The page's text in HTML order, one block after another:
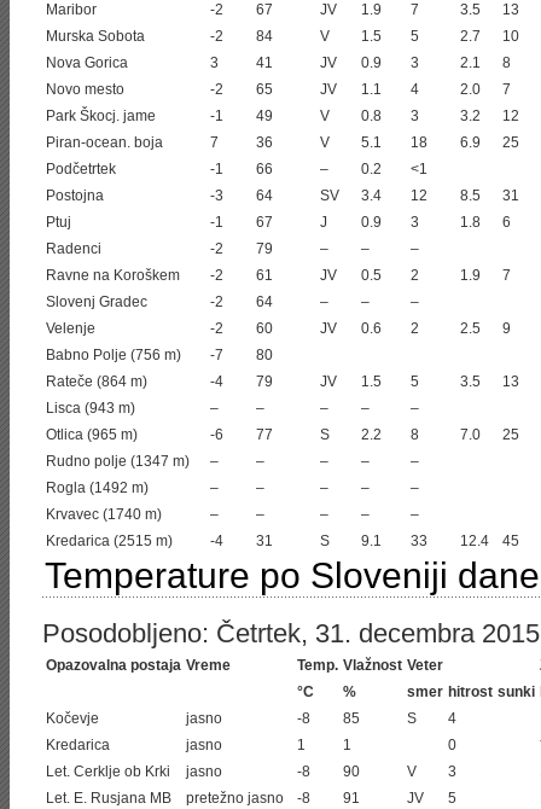
Maribor
-2 67 JV 1.9 7 3.5
13
Murska Sobota
-2 84 V 1.5 5 2.7
10
Nova Gorica
3 41 JV 0.9 3 2.1
8
Novo mesto
-2 65 JV 1.1 4 2.0
7
Park Škocj. jame
-1 49 V 0.8 3 3.2
12
Piran-ocean. boja
7 36 V 5.1 18 6.9
25
Podčetrtek
-1 66 – 0.2
<1
Postojna
-3 64 SV 3.4 12 8.5
31
Ptuj
-1 67 J 0.9 3 1.8
6
Radenci
-2 79 – –
–
Ravne na Koroškem
-2 61 JV 0.5 2 1.9
7
Slovenj Gradec
-2 64 – –
–
Velenje
-2 60 JV 0.6 2 2.5
9
Babno Polje (756 m)
-7
80
Rateče (864 m)
-4 79 JV 1.5 5 3.5
13
Lisca (943 m)
– – – –
–
Otlica (965 m)
-6 77 S 2.2 8 7.0
25
Rudno polje (1347 m)
– – – –
–
Rogla (1492 m)
– – – –
–
Krvavec (1740 m)
– – – –
–
Kredarica (2515 m)
-4 31 S 9.1 33 12.4 45
Temperature po Sloveniji
Posodobljeno: Četrtek, 31. decembra
Opazovalna postaja Vreme Temp. Vlažnost Veter
°C
% smer hitrost sunki
Kočevje
jasno -8 85 S
4
Kredarica
jasno 1 1 0
Let. Cerklje ob Krki
jasno -8 90 V 3
Let. E. Rusjana MB
pretežno jasno -8 91 JV 5